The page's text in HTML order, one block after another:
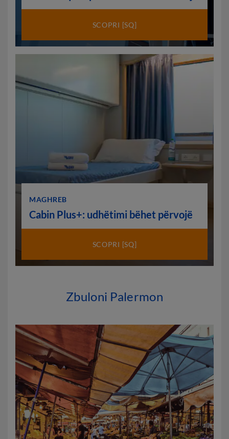
SCOPRI [SQ]
MAGHREB
Cabin Plus+: udhëtimi bëhet përvojë
SCOPRI [SQ]
Zbuloni Palermon